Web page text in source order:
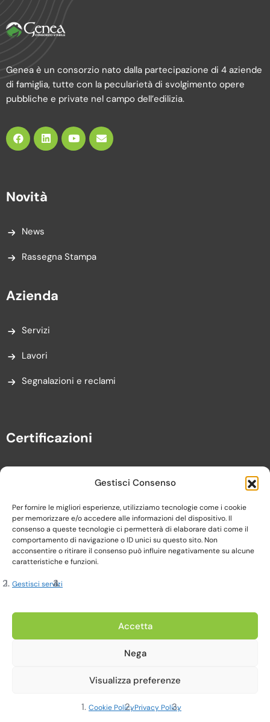
Gestisci Consenso
Per fornire le migliori esperienze, utilizziamo tecnologie come i cookie
per memorizzare e/o accedere alle informazioni del dispositivo. Il
consenso a queste tecnologie ci permetterà di elaborare dati come il
comportamento di navigazione o ID unici su questo sito. Non
acconsentire o ritirare il consenso può influire negativamente su alcune
caratteristiche e funzioni.
Gestisci servizi
Accetta
Nega
Visualizza preferenze
Cookie PolicyPrivacy Policy
Genea è un consorzio nato dalla partecipazione di 4 aziende
di famiglia, tutte con la pecularietà di svolgimento opere
pubbliche e private nel campo dell’edilizia.
Novità
News
Rassegna Stampa
Azienda
Servizi
Lavori
Segnalazioni e reclami
Certificazioni
Copyright 2023, Cardine srl. All Rights Reserved
Cookie Policy |
Realizzato da Web-Arte.it